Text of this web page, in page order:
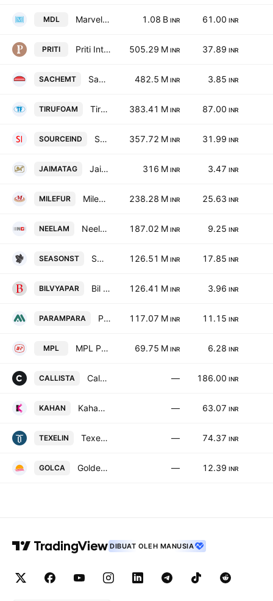
MDL Marvel Decor Ltd. 1.08 B INR 61.00 INR
PRITI Priti International Ltd. 505.29 M INR 37.89 INR
SACHEMT Sacheta Metals Ltd 482.5 M INR 3.85 INR
TIRUFOAM Tirupati Foam Ltd 383.41 M INR 87.00 INR
SOURCEIND Source Industries (India) Limited 357.72 M INR 31.99 INR
JAIMATAG Jai Mata Glass Limited 316 M INR 3.47 INR
MILEFUR Milestone Furniture Ltd. 238.28 M INR 25.63 INR
NEELAM Neelam Linens and Garments (India) Limited 187.02 M INR 9.25 INR
SEASONST Seasons Textiles Limited 126.51 M INR 17.85 INR
BILVYAPAR Bil Vyapar Ltd 126.41 M INR 3.96 INR
PARAMPARA Parampara Dairy Delights Limited 117.07 M INR 11.15 INR
MPL MPL Plastics Ltd 69.75 M INR 6.28 INR
CALLISTA Callista Industries Ltd. — 186.00 INR
KAHAN Kahan Packaging Ltd. — 63.07 INR
TEXELIN Texel Industries Ltd — 74.37 INR
GOLCA Golden Carpets Ltd. — 12.39 INR
DIBUAT OLEH MANUSIA